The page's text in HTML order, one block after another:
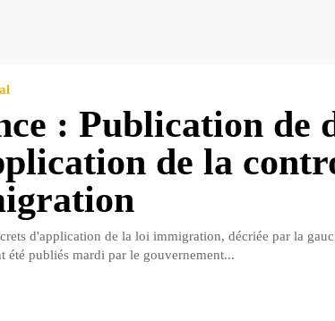
: Publication de
de la
d'application de la loi immigration, décriée par la
été publiés mardi par le gouvernement...